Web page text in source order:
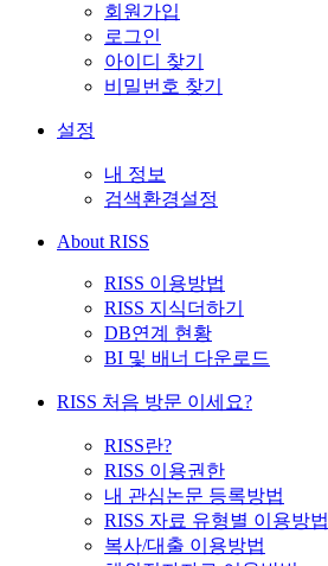
회원가입
로그인
아이디 찾기
비밀번호 찾기
설정
내 정보
검색환경설정
About RISS
RISS 이용방법
RISS 지식더하기
DB연계 현황
BI 및 배너 다운로드
RISS 처음 방문 이세요?
RISS란?
RISS 이용권한
내 관심논문 등록방법
RISS 자료 유형별 이용방법
복사/대출 이용방법